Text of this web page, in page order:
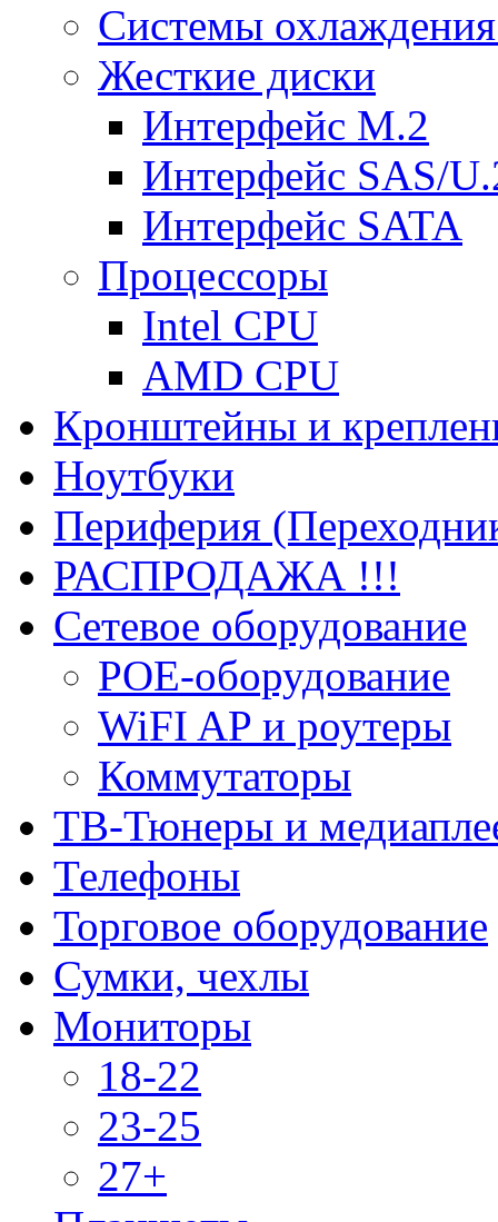
Системы
Жесткие диски
Интерфейс M.2
Интерфейс SAS/
Интерфейс SATA
Процессоры
Intel CPU
AMD CPU
Кронштейны и
Ноутбуки
Периферия
РАСПРОДАЖА !!!
Сетевое оборудование
POE-оборудование
WiFI AP и роутеры
Коммутаторы
ТВ-Тюнеры и
Телефоны
Торговое оборудование
Сумки, чехлы
Мониторы
18-22
23-25
27+